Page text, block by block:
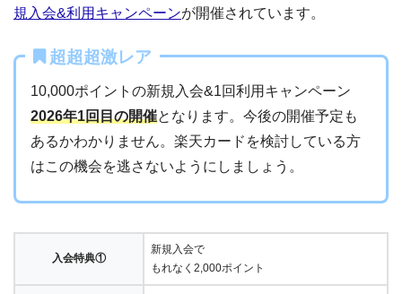
規入会&利用キャンペーンが開催されています。
超超超激レア
10,000ポイントの新規入会&1回利用キャンペーン
2026年1回目の開催となります。今後の開催予定も
あるかわかりません。楽天カードを検討している方
はこの機会を逃さないようにしましょう。
入会特典①
新規入会で
もれなく2,000ポイント